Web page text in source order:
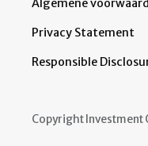
Algemene
Privacy Statement
Responsible
Copyright Investment